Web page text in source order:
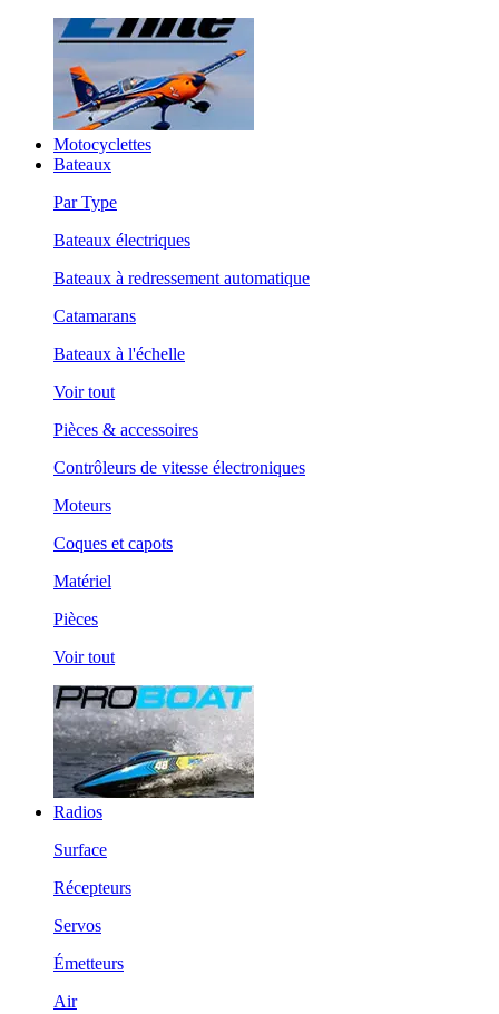
Motocyclettes
Bateaux
Par Type
Bateaux électriques
Bateaux à redressement automatique
Catamarans
Bateaux à l'échelle
Voir tout
Pièces & accessoires
Contrôleurs de vitesse électroniques
Moteurs
Coques et capots
Matériel
Pièces
Voir tout
Radios
Surface
Récepteurs
Servos
Émetteurs
Air